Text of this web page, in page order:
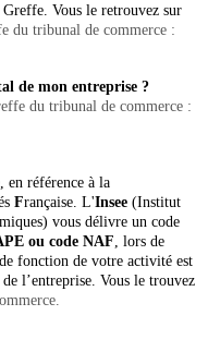
Vous le retrouvez sur
du tribunal de commerce :
de mon entreprise ?
du tribunal de commerce :
en référence à la
Française. L'Insee (Institut
vous délivre un code
ou code NAF , lors de
fonction de votre activité est
l’entreprise. Vous le trouvez